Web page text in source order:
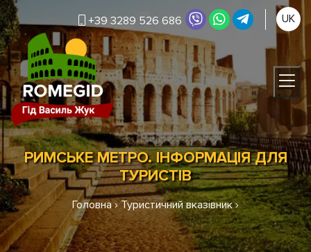
+39 3289 526 686 UK
РИМСЬКЕ МЕТРО. ІНФОРМАЦІЯ ДЛЯ
ТУРИСТІВ
Головна›Туристичний вказівник›